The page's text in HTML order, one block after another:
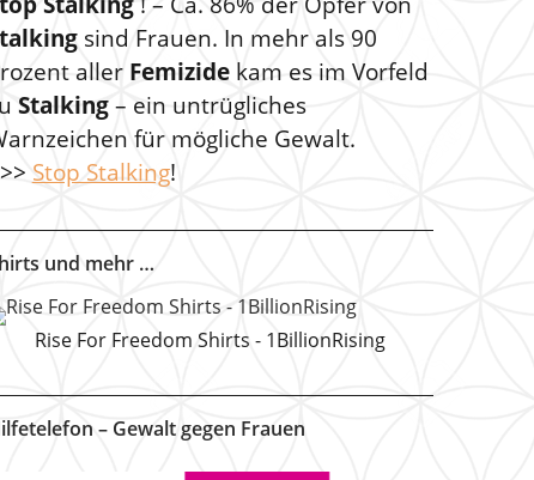
sind Frauen. In mehr als 90
aller Femizidekam es im Vorfeld
Stalking– ein untrügliches
für mögliche Gewalt.
Stop Stalking!
und mehr …
Rise For Freedom Shirts - 1BillionRising
– Gewalt gegen Frauen